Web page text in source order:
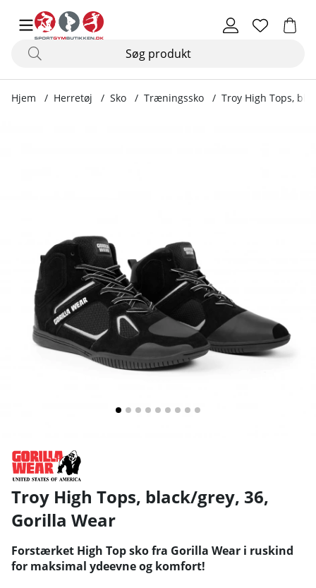
Hjem Herretøj Sko Træningssko Troy High Tops,
Troy High Tops, black/grey, 36,
Gorilla Wear
Forstærket High Top sko fra Gorilla Wear i ruskind
for maksimal ydeevne og komfort!